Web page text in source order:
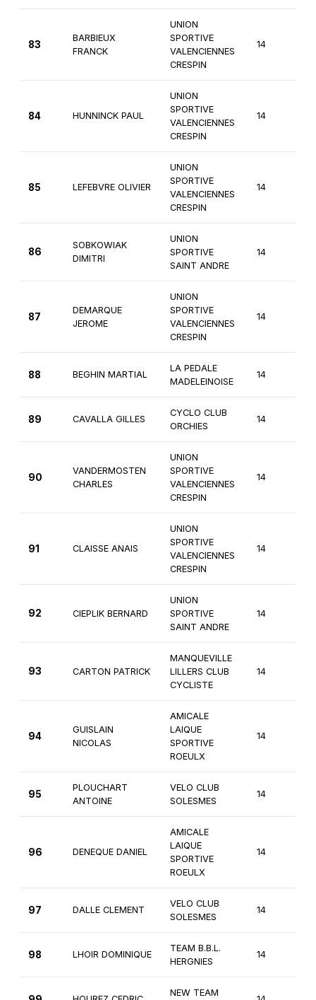
83
BARBIEUX
FRANCK
UNION
SPORTIVE
VALENCIENNES
CRESPIN
14
84 HUNNINCK PAUL
UNION
SPORTIVE
VALENCIENNES
CRESPIN
14
85 LEFEBVRE OLIVIER
UNION
SPORTIVE
VALENCIENNES
CRESPIN
14
86
SOBKOWIAK
DIMITRI
UNION
SPORTIVE
SAINT ANDRE
14
87
DEMARQUE
JEROME
UNION
SPORTIVE
VALENCIENNES
CRESPIN
14
88 BEGHIN MARTIAL
LA PEDALE
MADELEINOISE
14
89 CAVALLA GILLES
CYCLO CLUB
ORCHIES
14
90
VANDERMOSTEN
CHARLES
UNION
SPORTIVE
VALENCIENNES
CRESPIN
14
91 CLAISSE ANAIS
UNION
SPORTIVE
VALENCIENNES
CRESPIN
14
92 CIEPLIK BERNARD
UNION
SPORTIVE
SAINT ANDRE
14
93 CARTON PATRICK
MANQUEVILLE
LILLERS CLUB
CYCLISTE
14
94
GUISLAIN
NICOLAS
AMICALE
LAIQUE
SPORTIVE
ROEULX
14
95
PLOUCHART
ANTOINE
VELO CLUB
SOLESMES
14
96 DENEQUE DANIEL
AMICALE
LAIQUE
SPORTIVE
ROEULX
14
97 DALLE CLEMENT
VELO CLUB
SOLESMES
14
98 LHOIR DOMINIQUE
TEAM B.B.L.
HERGNIES
14
NEW TEAM